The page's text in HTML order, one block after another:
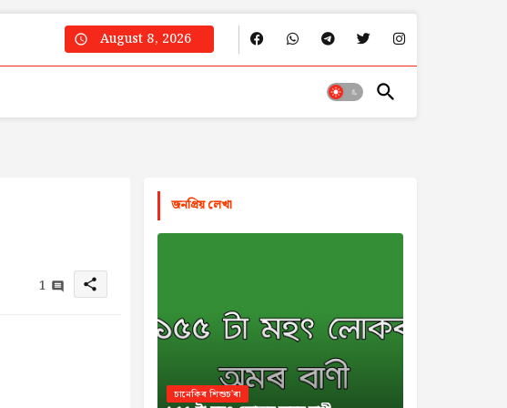
August 8, 2026
1 share
জনপ্রিয় লেখা
চানেকিৰ শিশুচ'ৰা